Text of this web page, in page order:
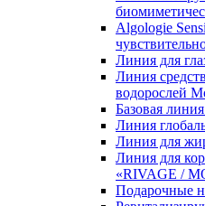
Algologie
Линия для
Линия
водорослей
Базовая
Линия
Линия для
Линия для
«RIVAGE /
Подарочные